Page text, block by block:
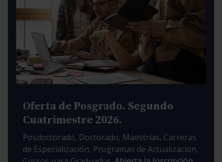
Oferta de Posgrado. Segundo
Cuatrimestre 2026.
Posdoctorado, Doctorado, Maestrías, Carreras
de Especialización, Programas de Actualización,